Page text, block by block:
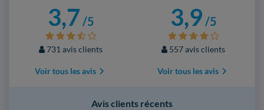
3,7 /5
731 avis clients
Voir tous les avis
3,9 /5
557 avis clients
Voir tous les avis
Avis clients récents